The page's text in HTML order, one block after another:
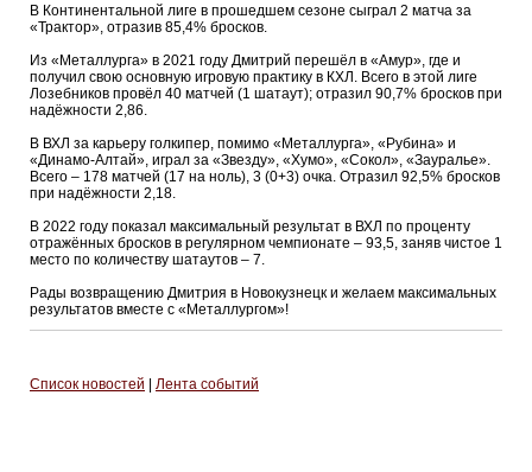
В Континентальной лиге в прошедшем сезоне сыграл 2 матча за
«Трактор», отразив 85,4% бросков.
Из «Металлурга» в 2021 году Дмитрий перешёл в «Амур», где и
получил свою основную игровую практику в КХЛ. Всего в этой лиге
Лозебников провёл 40 матчей (1 шатаут); отразил 90,7% бросков при
надёжности 2,86.
В ВХЛ за карьеру голкипер, помимо «Металлурга», «Рубина» и
«Динамо-Алтай», играл за «Звезду», «Хумо», «Сокол», «Зауралье».
Всего – 178 матчей (17 на ноль), 3 (0+3) очка. Отразил 92,5% бросков
при надёжности 2,18.
В 2022 году показал максимальный результат в ВХЛ по проценту
отражённых бросков в регулярном чемпионате – 93,5, заняв чистое 1
место по количеству шатаутов – 7.
Рады возвращению Дмитрия в Новокузнецк и желаем максимальных
результатов вместе с «Металлургом»!
Список новостей | Лента событий